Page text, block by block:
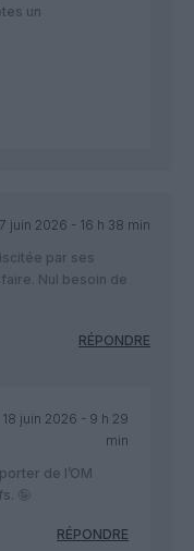
un
juin 2026 - 16 h 38 min
par ses
Nul besoin de
RÉPONDRE
18 juin 2026 - 9 h 29
min
de l’OM
🤪​
RÉPONDRE